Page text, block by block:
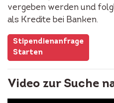
vergeben werden und
als Kredite bei Banken.
Stipendienanfrage
Starten
Video zur Suche